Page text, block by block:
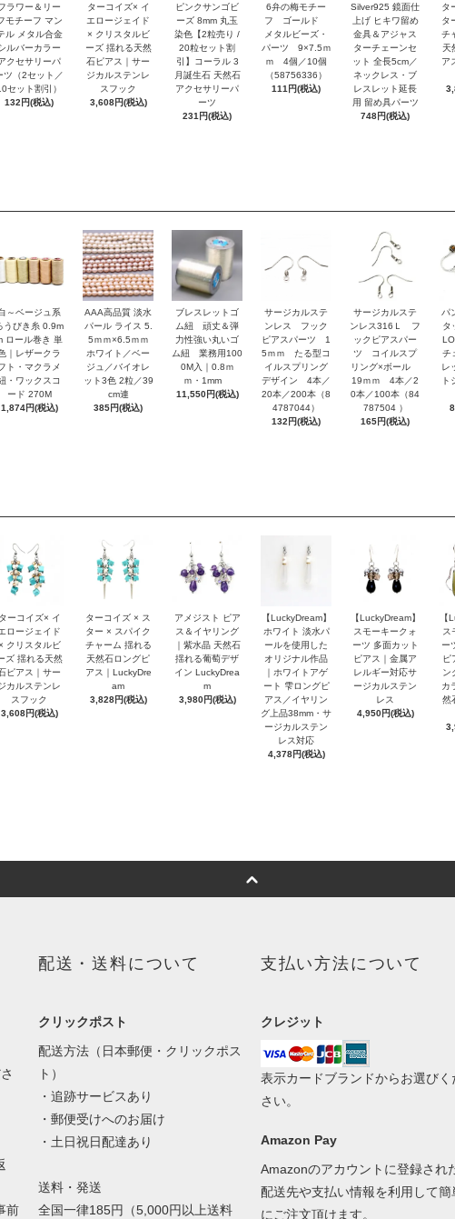
ラワー＆リー
モチーフ マン
ル メタル合金
ルバーカラー
クセサリーパ
ツ（2セット／
セット割引）
132円(税込)
ターコイズ× イ
エロージェイド
× クリスタルビ
ーズ 揺れる天然
石ピアス｜サー
ジカルステンレ
スフック
3,608円(税込)
ピンクサンゴビ
ーズ 8mm 丸玉
染色【2粒売り /
20粒セット割
引】コーラル 3
月誕生石 天然石
アクセサリーパ
ーツ
231円(税込)
6弁の梅モチー
フ ゴールド
メタルビーズ・
パーツ 9×7.5ｍ
ｍ 4個／10個
（58756336）
111円(税込)
Silver925 鏡面仕
上げ ヒキワ留め
金具＆アジャス
ターチェーンセ
ット 全長5cm／
ネックレス・ブ
レスレット延長
用 留め具パーツ
748円(税込)
タ
タ
チ
天
ア
～ベージュ系
うびき糸 0.9m
ロール巻き 単
｜レザークラ
ト・マクラメ
・ワックスコ
ード 270M
1,874円(税込)
AAA高品質 淡水
パール ライス 5.
5ｍｍ×6.5ｍｍ
ホワイト／ベー
ジュ／バイオレ
ット3色 2粒／39
cm連
385円(税込)
ブレスレットゴ
ム紐 頑丈＆弾
力性強い丸いゴ
ム紐 業務用100
0M入｜0.8ｍ
ｍ・1mm
11,550円(税込)
サージカルステ
ンレス フック
ピアスパーツ 1
5ｍｍ たる型コ
イルスプリング
デザイン 4本／
20本／200本（8
4787044）
132円(税込)
サージカルステ
ンレス316Ｌ フ
ックピアスパー
ツ コイルスプ
リング×ボール
19ｍｍ 4本／2
0本／100本（84
787504 ）
165円(税込)
パ
タ
チ
レ
ト
ターコイズ× イ
ロージェイド
× クリスタルビ
ズ 揺れる天然
ピアス｜サー
カルステンレ
スフック
3,608円(税込)
ターコイズ × ス
ター × スパイク
チャーム 揺れる
天然石ロングピ
アス｜LuckyDre
am
3,828円(税込)
アメジスト ピア
ス＆イヤリング
｜紫水晶 天然石
揺れる葡萄デザ
イン LuckyDrea
m
3,980円(税込)
【LuckyDream】
ホワイト 淡水パ
ールを使用した
オリジナル作品
｜ホワイトアゲ
ート 雫ロングピ
アス／イヤリン
グ上品38mm・サ
ージカルステン
レス対応
4,378円(税込)
【LuckyDream】
スモーキークォ
ーツ 多面カット
ピアス｜金属ア
レルギー対応サ
ージカルステン
レス
4,950円(税込)
【
ス
ー
ピ
ン
カ
然
前
配送・送料について
クリックポスト
配送方法（日本郵便・クリックポス
ト）
・追跡サービスあり
・郵便受けへのお届け
・土日祝日配達あり
送料・発送
全国一律185円（5,000円以上送料
支払い方法について
クレジット
表示カードブランドからお選びく
さい。
Amazon Pay
Amazonのアカウントに登録され
配送先や支払い情報を利用して簡
にご注文頂けます。